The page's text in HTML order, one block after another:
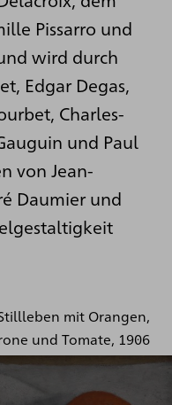
Pissarro und
wird durch
Edgar Degas,
Charles-
und Paul
von Jean-
Daumier und
mit Orangen,
und Tomate, 1906